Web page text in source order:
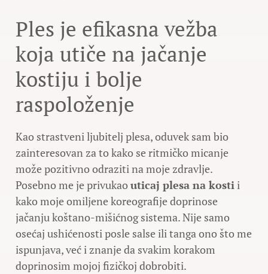
Ples je efikasna vežba
koja utiče na jačanje
kostiju i bolje
raspoloženje
Kao strastveni ljubitelj plesa, oduvek sam bio
zainteresovan za to kako se ritmičko micanje
može pozitivno odraziti na moje zdravlje.
Posebno me je privukaouticaj plesa na kostii
kako moje omiljene koreografije doprinose
jačanju koštano-mišićnog sistema. Nije samo
osećaj ushićenosti posle salse ili tanga ono što me
ispunjava, već i znanje da svakim korakom
doprinosim mojoj fizičkoj dobrobiti.